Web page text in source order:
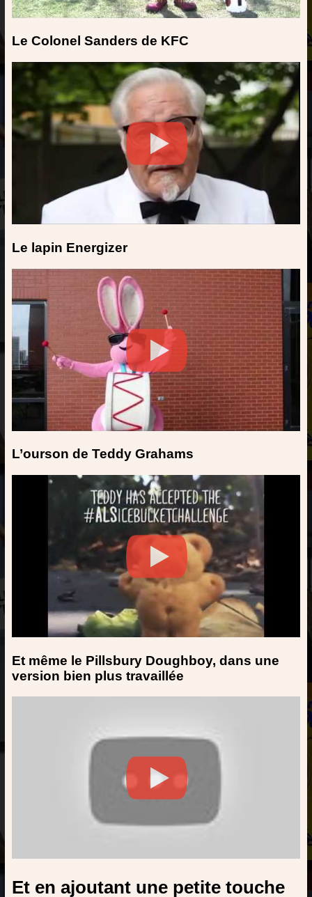
Le Colonel Sanders de KFC
Le lapin Energizer
L’ourson de Teddy Grahams
Et même le Pillsbury Doughboy, dans une
version bien plus travaillée
Et en ajoutant une petite touche